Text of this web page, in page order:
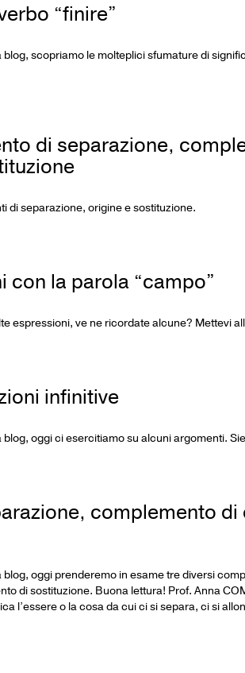
“finire”
scopriamo le molteplici sfumature di
di separazione,
di separazione, origine e sostituzione.
con la parola “campo”
espressioni, ve ne ricordate alcune? Mettevi
infinitive
oggi ci esercitiamo su alcuni argomenti.
complemento
oggi prenderemo in esame tre diversi
di sostituzione. Buona lettura! Prof. Anna
l’essere o la cosa da cui ci si separa, ci si